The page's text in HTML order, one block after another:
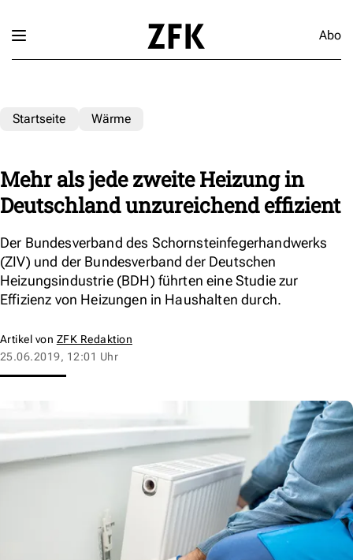
Abo
Startseite Wärme
Mehr als jede zweite Heizung in
Deutschland unzureichend effizient
Der Bundesverband des Schornsteinfegerhandwerks
(ZIV) und der Bundesverband der Deutschen
Heizungsindustrie (BDH) führten eine Studie zur
Effizienz von Heizungen in Haushalten durch.
Artikel von ZFK Redaktion
25.06.2019, 12:01 Uhr